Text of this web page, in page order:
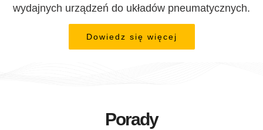
wydajnych urządzeń do układów pneumatycznych.
Dowiedz się więcej
Porady